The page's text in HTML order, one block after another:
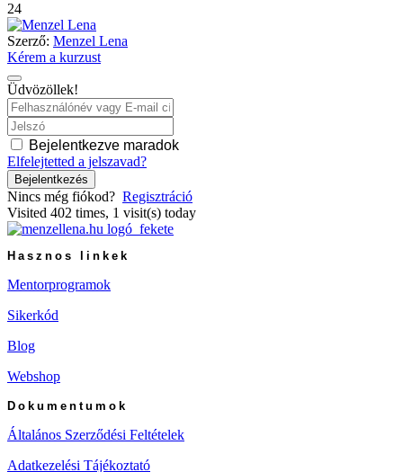
24
Szerző: Menzel Lena
Kérem a kurzust
Üdvözöllek!
Bejelentkezve maradok
Elfelejtetted a jelszavad?
Bejelentkezés
Nincs még fiókod? Regisztráció
Visited 402 times, 1 visit(s) today
Hasznos linkek
Mentorprogramok
Sikerkód
Blog
Webshop
Dokumentumok
Általános Szerződési Feltételek
Adatkezelési Tájékoztató